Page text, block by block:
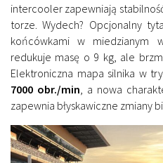
intercooler zapewniają
torze. Wydech? Opcjonalny
końcówkami w miedzianym
redukuje masę o 9 kg, ale
Elektroniczna mapa silnika w
7000 obr./min , a nowa
zapewnia błyskawiczne zmiany